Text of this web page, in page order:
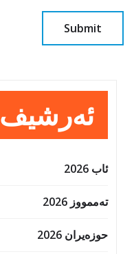
ئەرشیف
ئاب 2026
تەممووز 2026
حوزه‌یران 2026